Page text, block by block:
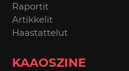
Raportit
Artikkelit
Haastattelut
KAAOSZINE